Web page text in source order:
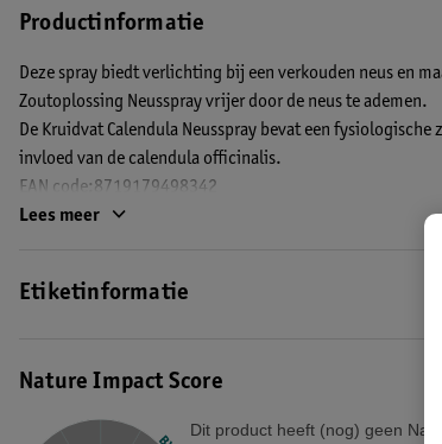
Productinformatie
Deze spray biedt verlichting bij een verkouden neus en
Zoutoplossing Neusspray vrijer door de neus te ademen.
De Kruidvat Calendula Neusspray bevat een
invloed van de calendula officinalis.
EAN code:8719179498342
Lees meer
Etiketinformatie
Nature Impact Score
Dit product heeft (nog) geen